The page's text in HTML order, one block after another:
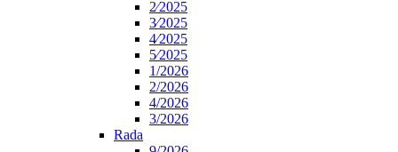
2⁄2025
3⁄2025
4⁄2025
5⁄2025
1/2026
2/2026
4/2026
3/2026
Rada